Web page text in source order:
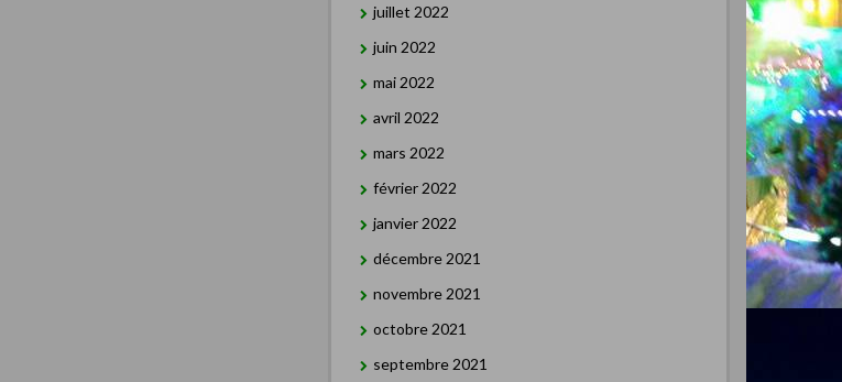
juillet 2022
juin 2022
mai 2022
avril 2022
mars 2022
février 2022
janvier 2022
décembre 2021
novembre 2021
octobre 2021
septembre 2021